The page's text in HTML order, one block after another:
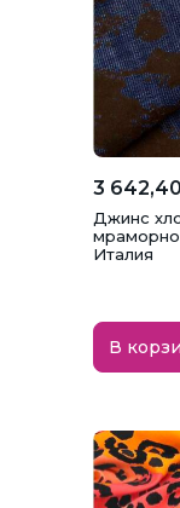
3
Джинс
Италия
В